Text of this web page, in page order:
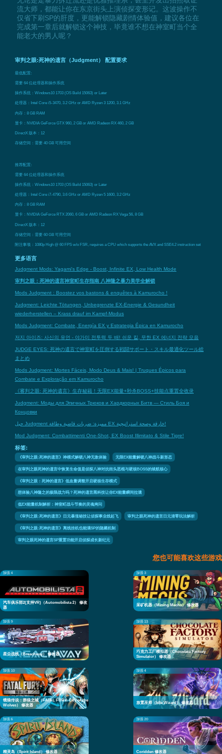
流大师，都能让你在东京街头上演侦探变形记。这波操作不
仅省下刷SP的肝度，更能解锁隐藏剧情体验值，建议各位在
完成第一章后就解锁这个神技，毕竟谁不想在神室町当个全
能老大的男人呢？
审判之眼:死神的遗言（Judgment） 配置要求
最低配置:
需要 64 位处理器和操作系统
操作系统：Windows10 1703 (OS Build 15063) or Later
处理器：Intel Core i5-3470, 3.2 GHz or AMD Ryzen 3 1200, 3.1 GHz
内存：8 GB RAM
显卡：NVIDIA GeForce GTX 960, 2 GB or AMD Radeon RX 460, 2 GB
DirectX 版本：12
存储空间：需要 40 GB 可用空间
推荐配置:
需要 64 位处理器和操作系统
操作系统：Windows10 1703 (OS Build 15063) or Later
处理器：Intel Core i7-4790, 3.6 GHz or AMD Ryzen 5 1600, 3.2 GHz
内存：8 GB RAM
显卡：NVIDIA GeForce RTX 2060, 6 GB or AMD Radeon RX Vega 56, 8 GB
DirectX 版本：12
存储空间：需要 60 GB 可用空间
附注事项：1080p High @ 60 FPS w/o FSR, requires a CPU which supports the AVX and SSE4.2 instruction set
更多语言
Judgment Mods: Yagami's Edge - Boost, Infinite EX, Low Health Mode
审判之眼：死神的遗言神室町生存指南 八神隆之暴力美学全解锁
Mods Judgment : Boostez vos bastons & enquêtes à Kamurocho !
Judgment: Leichte Tötungen, Unbegrenzte EX-Energie & Gesundheit
wiederherstellen – Krass drauf im Kampf-Modus
Mods Judgment: Combate, Energía EX y Estrategia Épica en Kamurocho
저지 아이즈: 사신의 유언 - 야가미 전투력 두 배! 쉬운 킬, 무한 EX 에너지 전략 모음
JUDGE EYES: 死神の遺言で神室町を圧倒する戦闘サポート・スキル最適化ツール総
まとめ
Mods Judgment: Mortes Fáceis, Modo Deus & Mais! | Truques Épicos para
Combate e Exploração em Kamurocho
《審判之眼: 死神的遺言》生存秘籍！无限EX能量+秒杀BOSS+技能点重置全收录
Judgment: Моды для Эпичных Трюков и Хардкорных Битв — Стиль Боя и
Концовки
حيل Judgment مميزة: ضربات قاضية وطاقة EX خارقة وصحة استراتيجية!
Mod Judgment: Combattimenti One-Shot, EX Boost Illimitato & Stile Tigre!
标签:
《审判之眼:死神的遗言》神模式解锁八神无敌体验 无限EX能量解锁八神战斗新形态
在审判之眼死神的遗言中恢复生命值是侦探八神对抗街头恶棍与硬核BOSS的续航核心
《审判之眼：死神的遗言》低血量调整开启硬核生存模式
想体验八神隆之的极限战力吗？死神的遗言黑科技让你EX能量瞬间拉满
低EX能量机制解析：神室町战斗节奏的灵魂拷问
《审判之眼:死神的遗言》日元暴涨秘技让侦探事业线起飞 审判之眼死神的遗言日元清零玩法解析
《审判之眼:死神的遗言》离线挂机也能满SP的隐藏机制
审判之眼死神的遗言SP重置功能开启侦探成长新纪元
您也可能喜欢这些游戏
加强 4
汽车俱乐部2(支持VR)（Automobilista 2） 修改
器
加强 3
采矿机器（Mining Mechs） 修改器
加强 9
星尘战线（Breachway） 修改器
加强 13
巧克力工厂模拟器（Chocolate Factory
Simulator） 修改器
加强 10
饿狼传说：群狼之城（FATAL FURY: City of the
Wolves） 修改器
加强 4
放置巫师（Idle Wizard） 修改器
加强 6
精灵岛（Spirit Island） 修改器
加强 20
Coridden 修改器